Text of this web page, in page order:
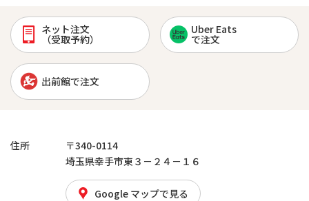
ネット注文
（受取予約）
Uber Eats
で注文
出前館で注文
住所
〒340-0114
埼玉県幸手市東３－２４－１６
Google マップで見る